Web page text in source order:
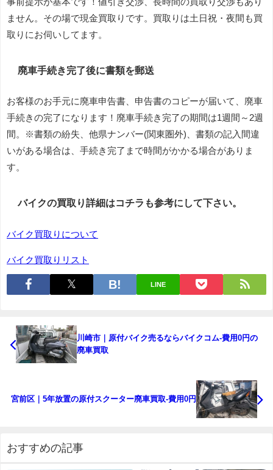
ません。その場で現金買取りです。買取りは土日祝・夜間も買
取りにお伺いしてます。
廃車手続き完了後に書類を郵送
お客様のお手元に廃車申告書、申告書のコピーが届いて、廃車
手続きの完了になります！廃車手続き完了の期間は1週間～2週
間。※書類の紛失、他県ナンバー(関東圏外)、書類の記入間違
いがある場合は、手続き完了まで時間がかかる場合がありま
す。
バイクの買取り詳細はコチラも参考にして下さい。
バイク買取りについて
バイク買取りリスト
LINE
川崎市｜原付バイク売るならバイクコム-費用0円の
廃車買取
宮前区｜5年放置の原付スクーター廃車買取-費用0円
おすすめの記事